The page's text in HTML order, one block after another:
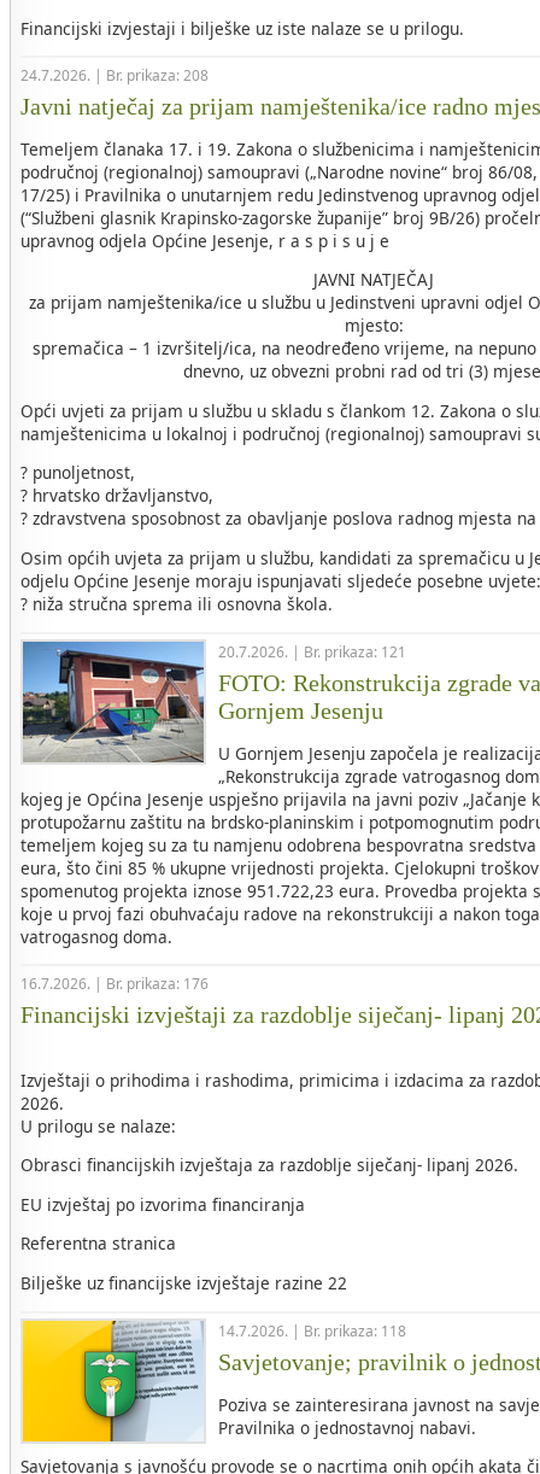
Financijski izvjestaji i bilješke uz iste nalaze se u prilogu.
24.7.2026. | Br. prikaza: 208
Javni natječaj za prijam namještenika/ice radno
Temeljem članaka 17. i 19. Zakona o službenicima i
područnoj (regionalnoj) samoupravi („Narodne novine“ broj 86/
17/25) i Pravilnika o unutarnjem redu Jedinstvenog upravnog
(“Službeni glasnik Krapinsko-zagorske županije” broj 9B/26)
upravnog odjela Općine Jesenje, r a s p i s u j e
JAVNI NATJEČAJ
za prijam namještenika/ice u službu u Jedinstveni upravni odjel
mjesto:
spremačica – 1 izvršitelj/ica, na neodređeno vrijeme, na
dnevno, uz obvezni probni rad od tri (3)
Opći uvjeti za prijam u službu u skladu s člankom 12. Zakona o
namještenicima u lokalnoj i područnoj (regionalnoj) samoupravi
? punoljetnost,
? hrvatsko državljanstvo,
? zdravstvena sposobnost za obavljanje poslova radnog mjesta
Osim općih uvjeta za prijam u službu, kandidati za spremačicu u
odjelu Općine Jesenje moraju ispunjavati sljedeće posebne uvjete:
? niža stručna sprema ili osnovna škola.
20.7.2026. | Br. prikaza: 121
FOTO: Rekonstrukcija zgrade
Gornjem Jesenju
U Gornjem Jesenju započela je
„Rekonstrukcija zgrade vatrogasnog
kojeg je Općina Jesenje uspješno prijavila na javni poziv „Jačanje
protupožarnu zaštitu na brdsko-planinskim i potpomognutim
temeljem kojeg su za tu namjenu odobrena bespovratna
eura, što čini 85 % ukupne vrijednosti projekta. Cjelokupni
spomenutog projekta iznose 951.722,23 eura. Provedba projekta
koje u prvoj fazi obuhvaćaju radove na rekonstrukciji a nakon
vatrogasnog doma.
16.7.2026. | Br. prikaza: 176
Financijski izvještaji za razdoblje siječanj- lipanj
Izvještaji o prihodima i rashodima, primicima i izdacima za
2026.
U prilogu se nalaze:
Obrasci financijskih izvještaja za razdoblje siječanj- lipanj 2026.
EU izvještaj po izvorima financiranja
Referentna stranica
Bilješke uz financijske izvještaje razine 22
14.7.2026. | Br. prikaza: 118
Savjetovanje; pravilnik o
Poziva se zainteresirana javnost na
Pravilnika o jednostavnoj nabavi.
Savjetovanja s javnošću provode se o nacrtima onih općih akata